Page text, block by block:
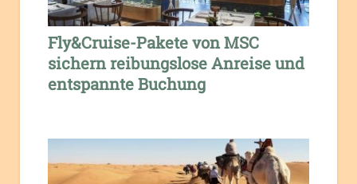
Fly&Cruise-Pakete von MSC
sichern reibungslose Anreise und
entspannte Buchung